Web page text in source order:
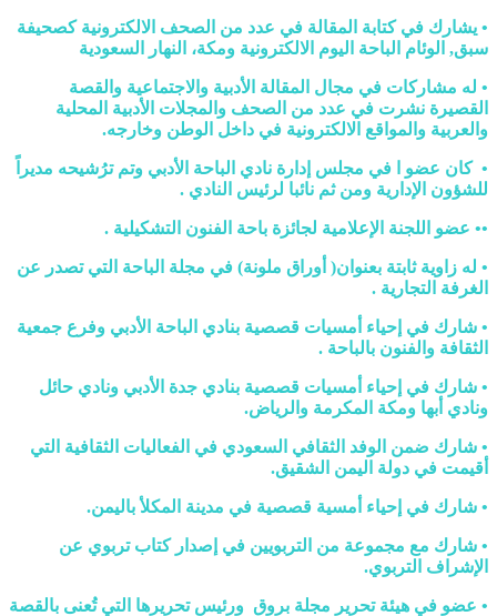
• يشارك في كتابة المقالة في عدد من الصحف الالكترونية كصحيفة
سبق, الوئام الباحة اليوم الالكترونية ومكة، النهار السعودية
• له مشاركات في مجال المقالة الأدبية والاجتماعية والقصة
القصيرة نشرت في عدد من الصحف والمجلات الأدبية المحلية
والعربية والمواقع الالكترونية في داخل الوطن وخارجه.
• كان عضو ا في مجلس إدارة نادي الباحة الأدبي وتم ترُشيحه مديراً
للشؤون الإدارية ومن ثم نائبا لرئيس النادي .
•• عضو اللجنة الإعلامية لجائزة باحة الفنون التشكيلية .
• له زاوية ثابتة بعنوان( أوراق ملونة) في مجلة الباحة التي تصدر عن
الغرفة التجارية .
• شارك في إحياء أمسيات قصصية بنادي الباحة الأدبي وفرع جمعية
الثقافة والفنون بالباحة .
• شارك في إحياء أمسيات قصصية بنادي جدة الأدبي ونادي حائل
ونادي أبها ومكة المكرمة والرياض.
• شارك ضمن الوفد الثقافي السعودي في الفعاليات الثقافية التي
أقيمت في دولة اليمن الشقيق.
• شارك في إحياء أمسية قصصية في مدينة المكلأ باليمن.
• شارك مع مجموعة من التربويين في إصدار كتاب تربوي عن
الإشراف التربوي.
• عضو في هيئة تحرير مجلة بروق ورئيس تحريرها التي تُعنى بالقصة